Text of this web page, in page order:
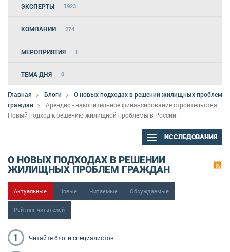
ЭКСПЕРТЫ 1923
КОМПАНИИ 274
МЕРОПРИЯТИЯ 1
ТЕМА ДНЯ 0
Главная Блоги
О новых подходах в решении жилищных проблем
граждан
Арендно - накопительное финансирование строительства.
Новый подход к решению жилищной проблемы в России.
ИССЛЕДОВАНИЯ
О НОВЫХ ПОДХОДАХ В РЕШЕНИИ
ЖИЛИЩНЫХ ПРОБЛЕМ ГРАЖДАН
Актуальные Новые Читаемые Обсуждаемые
Рейтинг читателей
1 Читайте блоги специалистов